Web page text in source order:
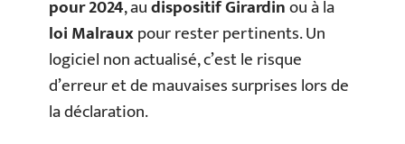
pour 2024, audispositif Girardinou à la
loi Malrauxpour rester pertinents. Un
logiciel non actualisé, c’est le risque
d’erreur et de mauvaises surprises lors de
la déclaration.